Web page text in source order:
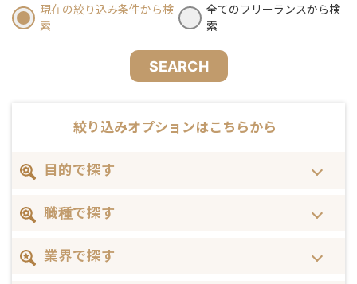
現在の絞り込み条件から検
索
全てのフリーランスから検
索
SEARCH
絞り込みオプションはこちらから
目的で探す
職種で探す
業界で探す